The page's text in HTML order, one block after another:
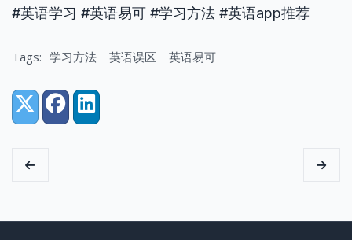
#英语学习 #英语易可 #学习方法 #英语app推荐
Tags: 学习方法 英语误区 英语易可
Share:
X (Twitter)
FacebookLinkedIn